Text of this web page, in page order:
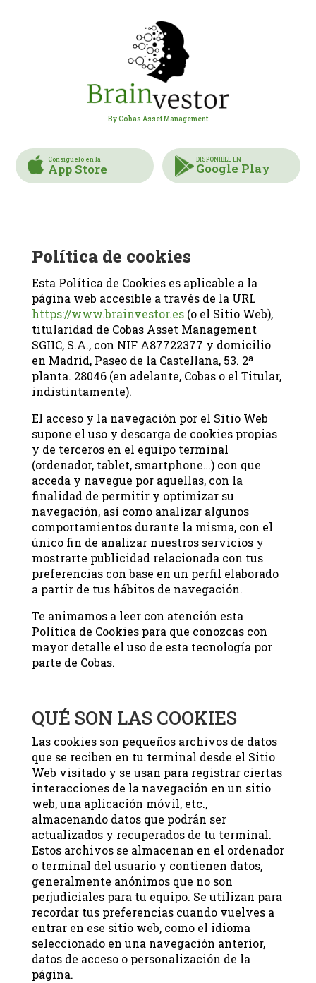
By Cobas Asset Management
Consíguelo en la
App Store
DISPONIBLE EN
Google Play
Política de cookies
Esta Política de Cookies es aplicable a la
página web accesible a través de la URL
https://www.brainvestor.es (o el Sitio Web),
titularidad de Cobas Asset Management
SGIIC, S.A., con NIF A87722377 y domicilio
en Madrid, Paseo de la Castellana, 53. 2ª
planta. 28046 (en adelante, Cobas o el Titular,
indistintamente).
El acceso y la navegación por el Sitio Web
supone el uso y descarga de cookies propias
y de terceros en el equipo terminal
(ordenador, tablet, smartphone…) con que
acceda y navegue por aquellas, con la
finalidad de permitir y optimizar su
navegación, así como analizar algunos
comportamientos durante la misma, con el
único fin de analizar nuestros servicios y
mostrarte publicidad relacionada con tus
preferencias con base en un perfil elaborado
a partir de tus hábitos de navegación.
Te animamos a leer con atención esta
Política de Cookies para que conozcas con
mayor detalle el uso de esta tecnología por
parte de Cobas.
QUÉ SON LAS COOKIES
Las cookies son pequeños archivos de datos
que se reciben en tu terminal desde el Sitio
Web visitado y se usan para registrar ciertas
interacciones de la navegación en un sitio
web, una aplicación móvil, etc.,
almacenando datos que podrán ser
actualizados y recuperados de tu terminal.
Estos archivos se almacenan en el ordenador
o terminal del usuario y contienen datos,
generalmente anónimos que no son
perjudiciales para tu equipo. Se utilizan para
recordar tus preferencias cuando vuelves a
entrar en ese sitio web, como el idioma
seleccionado en una navegación anterior,
datos de acceso o personalización de la
página.